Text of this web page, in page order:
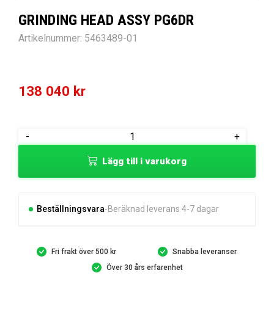
GRINDING HEAD ASSY PG6DR
Artikelnummer: 5463489-01
138 040 kr
-
GRINDING
PG6DR
+
Lägg till i varukorg
Beställningsvara Beräknad leverans 4-7 dagar
Fri frakt över 500 kr
Snabba leveranser
Över 30 års erfarenhet